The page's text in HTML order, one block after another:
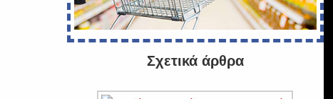
Σχετικά άρθρα